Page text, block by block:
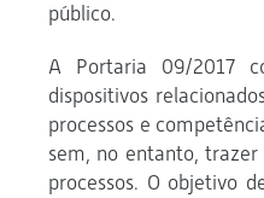
público.
A Portaria 09/2017
dispositivos
processos e
sem, no entanto,
processos. O objetivo